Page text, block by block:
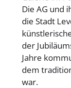
Die AG und
die Stadt
der
Jahre
dem
war.